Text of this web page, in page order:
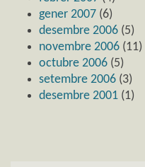
gener 2007 (6)
desembre 2006 (5)
novembre 2006 (11)
octubre 2006 (5)
setembre 2006 (3)
desembre 2001 (1)